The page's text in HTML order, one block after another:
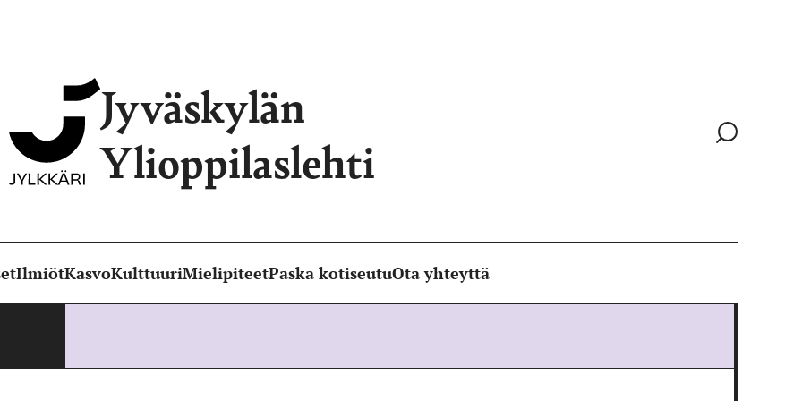
Jyväskylän
Ylioppilaslehti
Siirry
IlmiötKasvoKulttuuriMielipiteetPaska kotiseutuOta yhteyttä